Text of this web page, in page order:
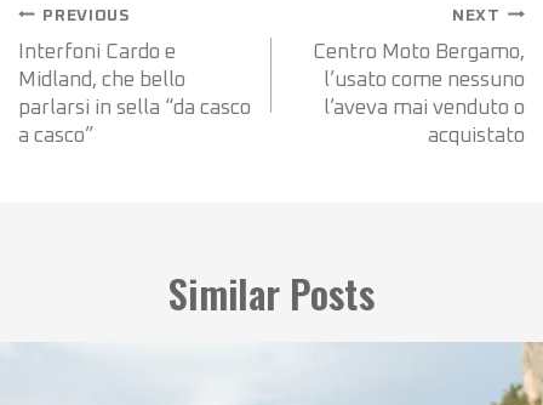
PREVIOUS
Interfoni Cardo e
Midland, che bello
parlarsi in sella “da casco
a casco”
NEXT
Centro Moto Bergamo,
l’usato come nessuno
l’aveva mai venduto o
acquistato
Similar Posts